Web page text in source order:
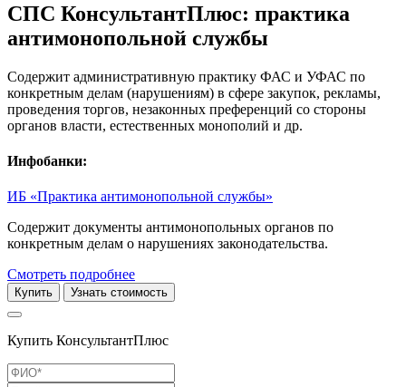
СПС КонсультантПлюс: практика
антимонопольной службы
Содержит административную практику ФАС и УФАС по
конкретным делам (нарушениям) в сфере закупок, рекламы,
проведения торгов, незаконных преференций со стороны
органов власти, естественных монополий и др.
Инфобанки:
ИБ «Практика антимонопольной службы»
Содержит документы антимонопольных органов по
конкретным делам о нарушениях законодательства.
Смотреть подробнее
Купить Узнать стоимость
Купить КонсультантПлюс